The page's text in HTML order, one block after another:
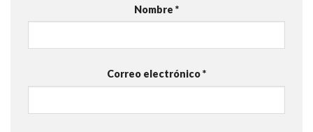
Nombre *
Correo electrónico*